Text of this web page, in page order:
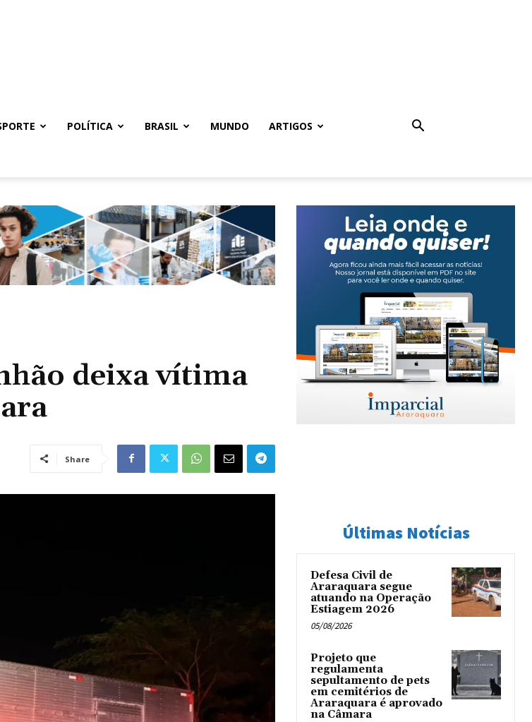
POLÍTICA BRASIL MUNDO ARTIGOS
deixa vítima
Share
Últimas Notícias
Defesa Civil de
Araraquara segue
atuando na Operação
Estiagem 2026
05/08/2026
Projeto que
regulamenta
sepultamento de pets
em cemitérios de
Araraquara é aprovado
na Câmara